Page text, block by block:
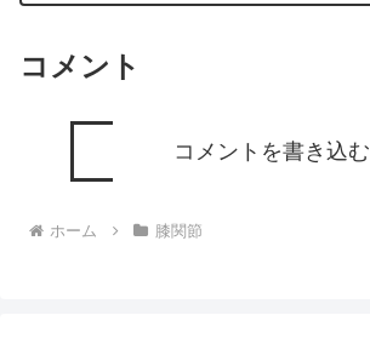
コメント
コメントを書き込む
ホーム 膝関節